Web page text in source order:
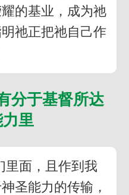
的基业，成为祂
祂正把祂自己作
分于基督所达
里
里面，且作到我
圣能力的传输，